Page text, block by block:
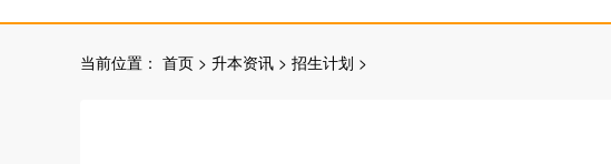
当前位置： 首页 > 升本资讯 > 招生计划 >